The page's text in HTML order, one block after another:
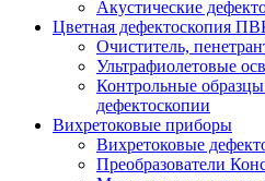
Акустические
Цветная дефектоскопия
Очиститель,
Ультрафиолетовые
Контрольные
дефектоскопии
Вихретоковые приборы
Вихретоковые
Преобразователи